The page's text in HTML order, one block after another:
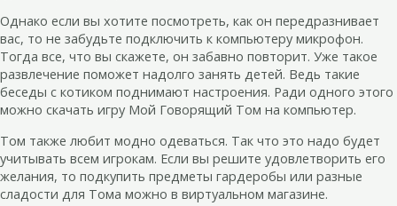
Однако если вы хотите посмотреть, как он передразнивает
вас, то не забудьте подключить к компьютеру микрофон.
Тогда все, что вы скажете, он забавно повторит. Уже такое
развлечение поможет надолго занять детей. Ведь такие
беседы с котиком поднимают настроения. Ради одного этого
можно скачать игру Мой Говорящий Том на компьютер.
Том также любит модно одеваться. Так что это надо будет
учитывать всем игрокам. Если вы решите удовлетворить его
желания, то подкупить предметы гардеробы или разные
сладости для Тома можно в виртуальном магазине.